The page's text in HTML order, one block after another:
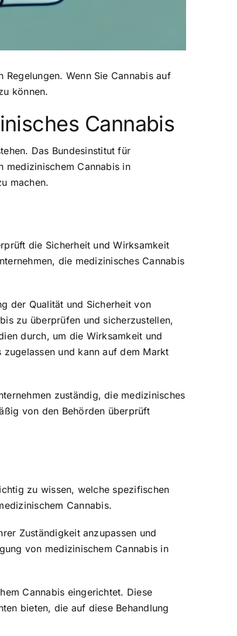
Wenn Sie Cannabis auf
können.
Cannabis
Das Bundesinstitut für
medizinischem Cannabis in
machen.
die Sicherheit und Wirksamkeit
die medizinisches Cannabis
der Qualität und Sicherheit von
zu überprüfen und sicherzustellen,
durch, um die Wirksamkeit und
und kann auf dem Markt
zuständig, die medizinisches
von den Behörden überprüft
zu wissen, welche spezifischen
Cannabis.
Zuständigkeit anzupassen und
von medizinischem Cannabis in
Cannabis eingerichtet. Diese
bieten, die auf diese Behandlung